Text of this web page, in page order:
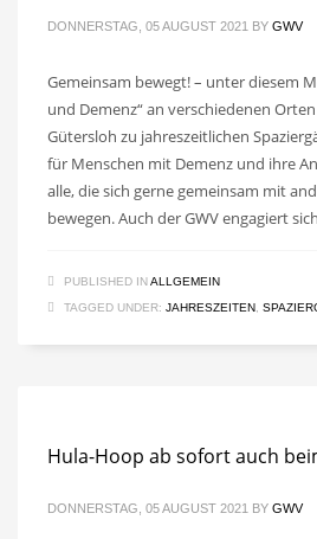
DONNERSTAG, 05 AUGUST 2021 BY GWV
Gemeinsam bewegt! – unter diesem
und Demenz“ an verschiedenen
Gütersloh zu jahreszeitlichen
für Menschen mit Demenz und ihre
alle, die sich gerne gemeinsam mit
bewegen. Auch der GWV engagiert
PUBLISHED INALLGEMEIN
TAGGED UNDER: JAHRESZEITEN
Hula-Hoop ab sofort auch
DONNERSTAG, 05 AUGUST 2021 BY GWV